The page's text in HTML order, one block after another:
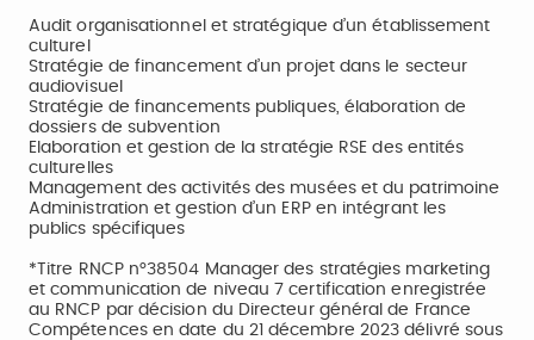
Audit organisationnel et stratégique d’un établissement
culturel
Stratégie de financement d’un projet dans le secteur
audiovisuel
Stratégie de financements publiques, élaboration de
dossiers de subvention
Elaboration et gestion de la stratégie RSE des entités
culturelles
Management des activités des musées et du patrimoine
Administration et gestion d’un ERP en intégrant les
publics spécifiques
*Titre RNCP n°38504 Manager des stratégies marketing
et communication de niveau 7 certification enregistrée
au RNCP par décision du Directeur général de France
Compétences en date du 21 décembre 2023 délivré sous